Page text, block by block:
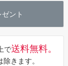
へ
ント
で送料無料。
きます。